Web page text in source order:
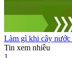
Làm gì khi cây nước
Tin xem nhiều